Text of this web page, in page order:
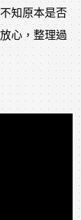
知原本是否
心，整理過